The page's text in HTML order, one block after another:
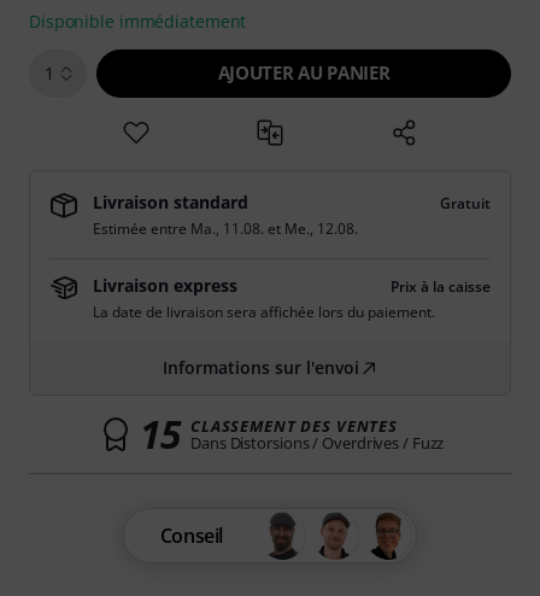
Disponible immédiatement
1 AJOUTER AU PANIER
Livraison standard
Gratuit
Estimée entre Ma., 11.08. et Me., 12.08.
Livraison express
Prix à la caisse
La date de livraison sera affichée lors du paiement.
Informations sur l'envoi
15 CLASSEMENT DES VENTES
Dans Distorsions / Overdrives / Fuzz
Conseil